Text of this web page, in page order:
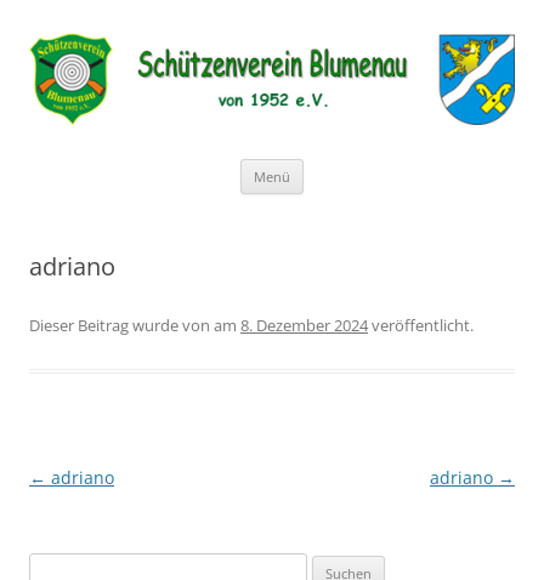
Schützenverein Blumenau von
1952 e.V.
Menü
adriano
Dieser Beitrag wurdevon am 8. Dezember 2024veröffentlicht.
Beitragsnavigation
← adriano adriano →